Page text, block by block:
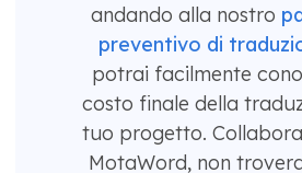
andando alla nostro
preventivo di
potrai facilmente
costo finale della
tuo progetto.
MotaWord, non